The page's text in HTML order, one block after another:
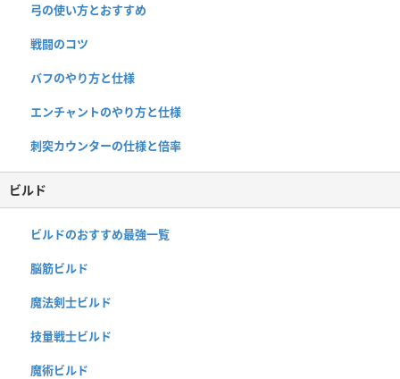
弓の使い方とおすすめ
戦闘のコツ
バフのやり方と仕様
エンチャントのやり方と仕様
刺突カウンターの仕様と倍率
ビルド
ビルドのおすすめ最強一覧
脳筋ビルド
魔法剣士ビルド
技量戦士ビルド
魔術ビルド